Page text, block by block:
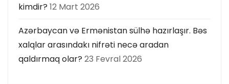
kimdir? 12 Mart 2026
Azərbaycan və Ermənistan sülhə hazırlaşır. Bəs
xalqlar arasındakı nifrəti necə aradan
qaldırmaq olar? 23 Fevral 2026